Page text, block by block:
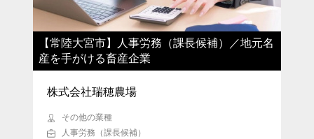
【常陸大宮市】人事労務（課長候補）／地元名
産を手がける畜産企業
株式会社瑞穂農場
その他の業種
人事労務（課長候補）